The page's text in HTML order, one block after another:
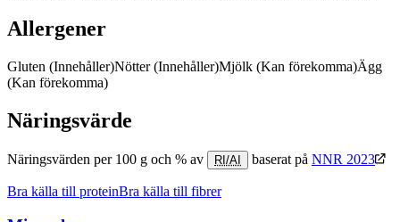
Allergener
Gluten (Innehåller)Nötter(Innehåller)Mjölk (Kan förekomma)Ägg
(Kan förekomma)
Näringsvärde
Näringsvärden per 100 g och % av RI/AI baserat på NNR 2023
Bra källa till proteinBra källa till fibrer